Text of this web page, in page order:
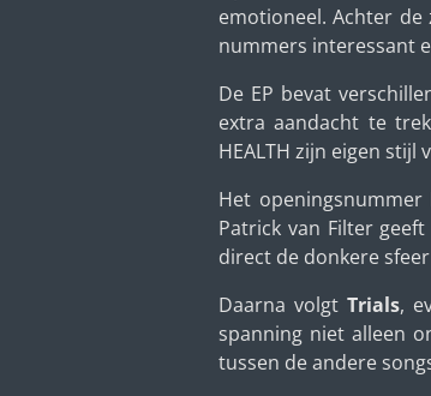
emotioneel. Achter
nummers interessant
De EP bevat
extra aandacht te
HEALTH zijn eigen
Het openingsnummer
Patrick van Filter
direct de donkere
Daarna volgtTrials,
spanning niet alleen
tussen de andere